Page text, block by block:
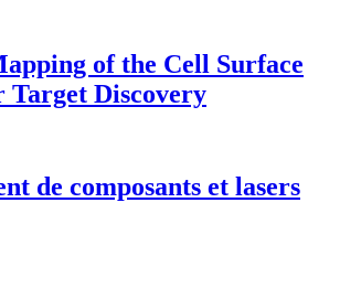
of the Cell Surface
Target Discovery
de composants et lasers